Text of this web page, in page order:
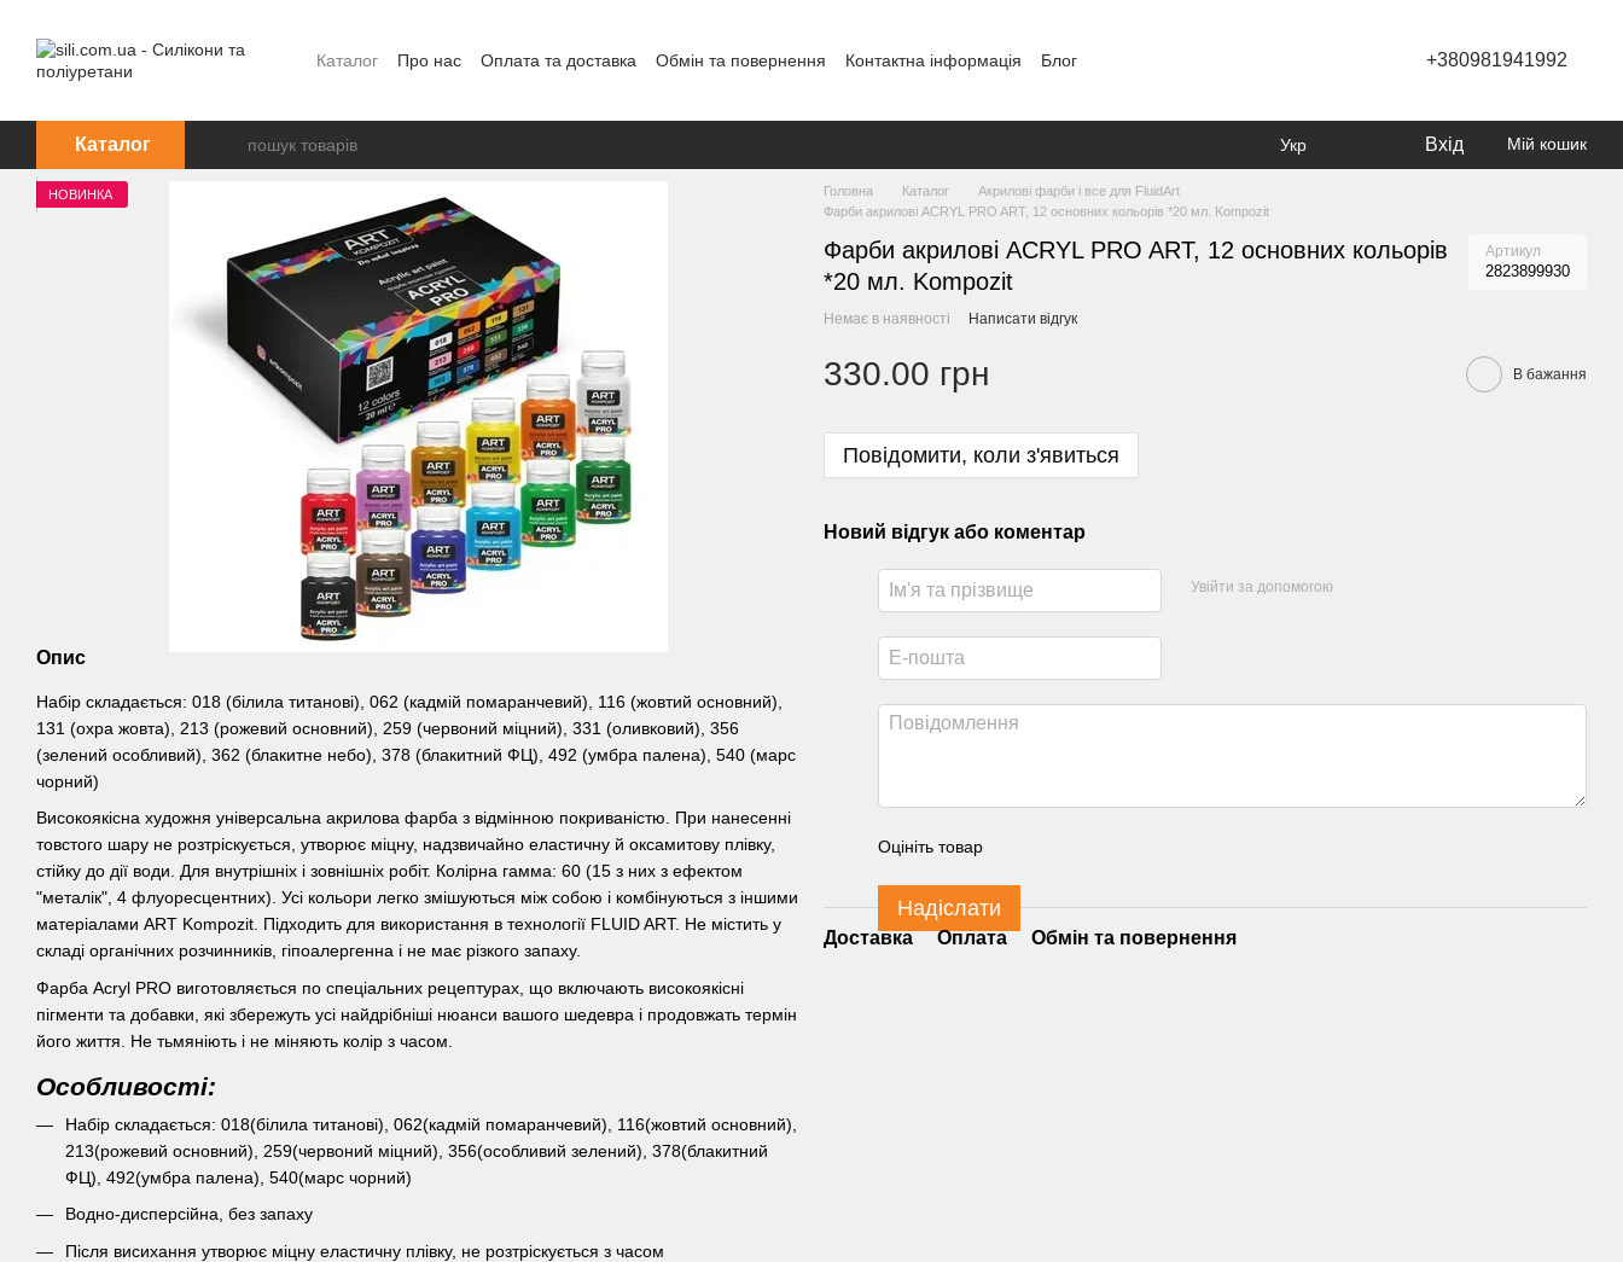
Каталог Про нас Оплата та доставка Обмін та повернення Контактна інформація Блог +380981941992
Каталог Укр Вхід Мій кошик
НОВИНКА
Опис
Набір складається: 018 (білила титанові), 062 (кадмій помаранчевий), 116 (жовтий основний),
131 (охра жовта), 213 (рожевий основний), 259 (червоний міцний), 331 (оливковий), 356
(зелений особливий), 362 (блакитне небо), 378 (блакитний ФЦ), 492 (умбра палена), 540 (марс
чорний)
Високоякісна художня універсальна акрилова фарба з відмінною покриваністю. При нанесенні
товстого шару не розтріскується, утворює міцну, надзвичайно еластичну й оксамитову плівку,
стійку до дії води. Для внутрішніх і зовнішніх робіт. Колірна гамма: 60 (15 з них з ефектом
"металік", 4 флуоресцентних). Усі кольори легко змішуються між собою і комбінуються з іншими
матеріалами ART Kompozit. Підходить для використання в технології FLUID ART. Не містить у
складі органічних розчинників, гіпоалергенна і не має різкого запаху.
Фарба Acryl PRO виготовляється по спеціальних рецептурах, що включають високоякісні
пігменти та добавки, які збережуть усі найдрібніші нюанси вашого шедевра і продовжать термін
його життя. Не тьмяніють і не міняють колір з часом.
Особливості:
Набір складається: 018(білила титанові), 062(кадмій помаранчевий), 116(жовтий основний),
213(рожевий основний), 259(червоний міцний), 356(особливий зелений), 378(блакитний
ФЦ), 492(умбра палена), 540(марс чорний)
Водно-дисперсійна, без запаху
Після висихання утворює міцну еластичну плівку, не розтріскується з часом
Головна Каталог
Акрилові фарби і все для FluidArt
Фарби акрилові ACRYL PRO ART, 12 основних кольорів *20 мл. Kompozit
Фарби акрилові ACRYL PRO ART, 12 основних кольорів
*20 мл. Kompozit
Артикул
2823899930
Немає в наявності Написати відгук
330.00 грн В бажання
Повідомити, коли з'явиться
Новий відгук або коментар
Увійти за допомогою
Оцініть товар
Надіслати
Доставка Оплата Обмін та повернення